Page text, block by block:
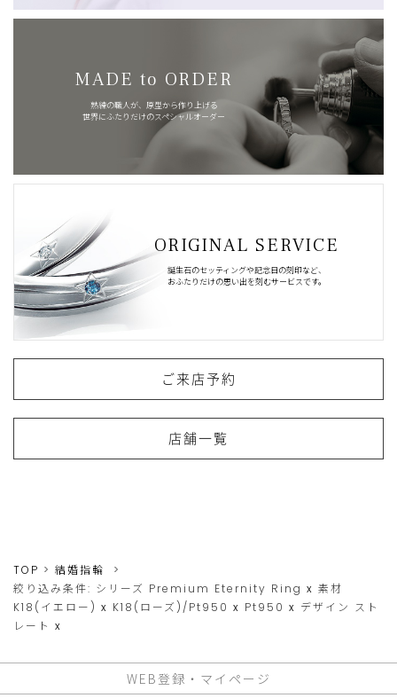
MADE to ORDER
熟練の職人が、原型から作り上げる
世界にふたりだけのスペシャルオーダー
ORIGINAL SERVICE
誕生石のセッティングや記念日の刻印など、
おふたりだけの思い出を刻むサービスです。
ご来店予約
店舗一覧
TOP
結婚指輪
絞り込み条件: シリーズ Premium Eternity Ring x 素材
K18(イエロー) x K18(ローズ)/Pt950 x Pt950 x デザイン スト
レート x
WEB登録・マイページ